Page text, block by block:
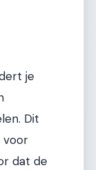
je
Dit
voor
dat de